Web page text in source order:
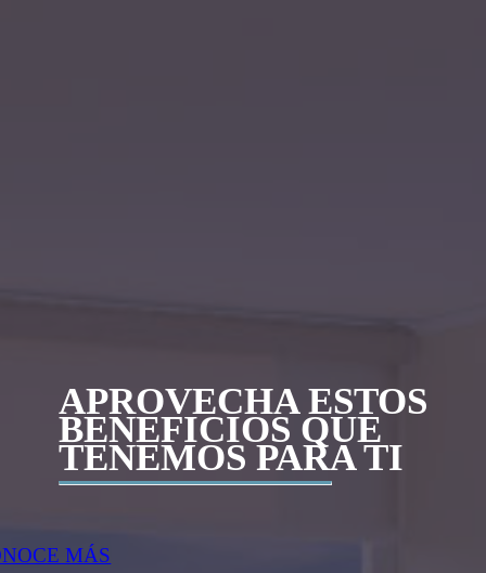
APROVECHA ESTOS
BENEFICIOS QUE
TENEMOS PARA TI
MÁS